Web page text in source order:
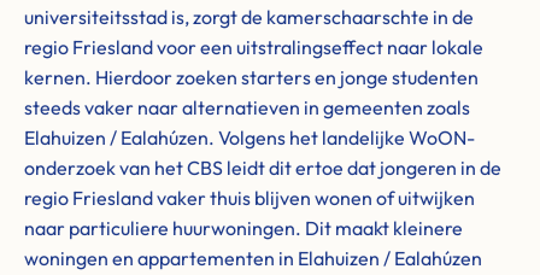
universiteitsstad is, zorgt de kamerschaarschte in de
regio Friesland voor een uitstralingseffect naar lokale
kernen. Hierdoor zoeken starters en jonge studenten
steeds vaker naar alternatieven in gemeenten zoals
Elahuizen / Ealahúzen. Volgens het landelijke WoON-
onderzoek van het CBS leidt dit ertoe dat jongeren in de
regio Friesland vaker thuis blijven wonen of uitwijken
naar particuliere huurwoningen. Dit maakt kleinere
woningen en appartementen in Elahuizen / Ealahúzen